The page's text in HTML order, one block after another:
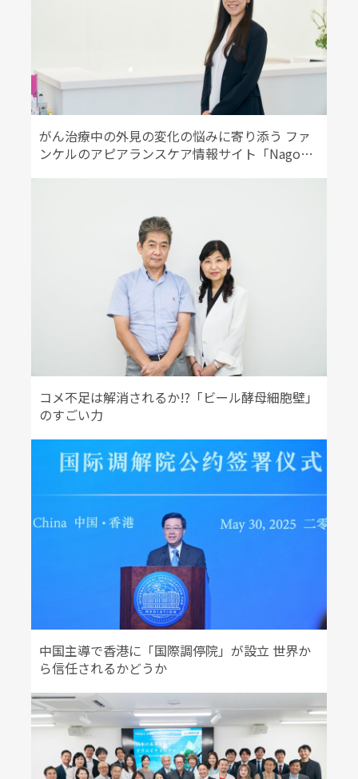
がん治療中の外見の変化の悩みに寄り添う ファ
ンケルのアピアランスケア情報サイト「Nagomi
コメ不足は解消されるか!?「ビール酵母細胞壁」
のすごい力
中国主導で香港に「国際調停院」が設立 世界か
ら信任されるかどうか